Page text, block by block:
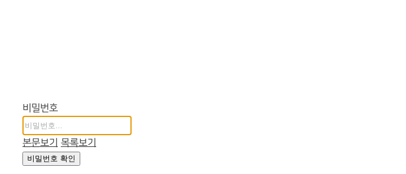
비밀번호
본문보기 목록보기
비밀번호 확인